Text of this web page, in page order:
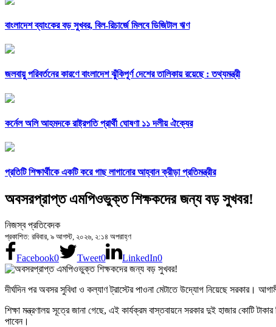
বাংলাদেশ ব্যাংকের বড় সুখবর, বিল-রিচার্জে মিলবে ডিজিটাল ঋণ
জলবায়ু পরিবর্তনের কারণে বাংলাদেশ ঝুঁকিপূর্ণ দেশের তালিকায় রয়েছে : তথ্যমন্ত্রী
কর্নেল অলি আহমদকে রাষ্ট্রপতি প্রার্থী ঘোষণা ১১ দলীয় ঐক্যের
প্রতিটি শিক্ষার্থীকে একটি করে গাছ লাগানোর আহ্বান ক্রীড়া প্রতিমন্ত্রীর
অবসরপ্রাপ্ত এমপিওভুক্ত শিক্ষকদের জন্য বড় সুখবর!
নিজস্ব প্রতিবেদক
প্রকাশিত: রবিবার, ৯ আগস্ট, ২০২৬, ২:১৪ অপরাহ্ণ
Facebook0 Tweet0 LinkedIn0
দীর্ঘদিন পর অবসর সুবিধা ও কল্যাণ ট্রাস্টের পাওনা মেটাতে উদ্যোগ নিয়েছে সরকার।
শিক্ষা মন্ত্রণালয় সূত্রে জানা গেছে, এই কার্যক্রম বাস্তবায়নে সরকার দুই হাজার কোটি
পাবেন।